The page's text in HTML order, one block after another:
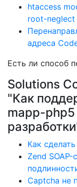
htaccess
root-neglect
адреса
Есть ли способ
Solutions
"Как
mapp-
Как
Zend
Captcha не